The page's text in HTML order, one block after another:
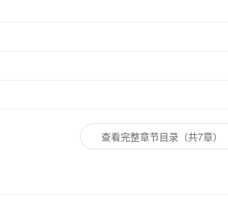
查看完整章节目录（共7章）